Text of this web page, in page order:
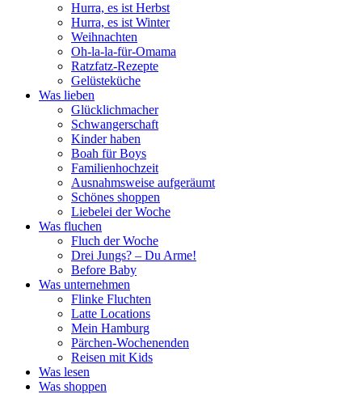
Hurra, es ist Herbst
Hurra, es ist Winter
Weihnachten
Oh-la-la-für-Omama
Ratzfatz-Rezepte
Gelüsteküche
Was lieben
Glücklichmacher
Schwangerschaft
Kinder haben
Boah für Boys
Familienhochzeit
Ausnahmsweise aufgeräumt
Schönes shoppen
Liebelei der Woche
Was fluchen
Fluch der Woche
Drei Jungs? – Du Arme!
Before Baby
Was unternehmen
Flinke Fluchten
Latte Locations
Mein Hamburg
Pärchen-Wochenenden
Reisen mit Kids
Was lesen
Was shoppen